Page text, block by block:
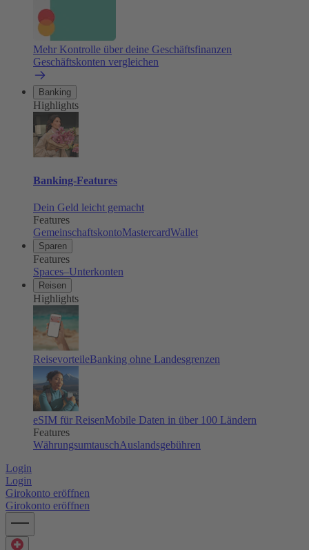
Mehr Kontrolle über deine Geschäftsfinanzen
Geschäftskonten vergleichen
Banking
Highlights
Banking-Features
Dein Geld leicht gemacht
Features
GemeinschaftskontoMastercardWallet
Sparen
Features
Spaces–Unterkonten
Reisen
Highlights
ReisevorteileBanking ohne Landesgrenzen
eSIM für ReisenMobile Daten in über 100 Ländern
Features
WährungsumtauschAuslandsgebühren
Login
Login
Girokonto eröffnen
Girokonto eröffnen